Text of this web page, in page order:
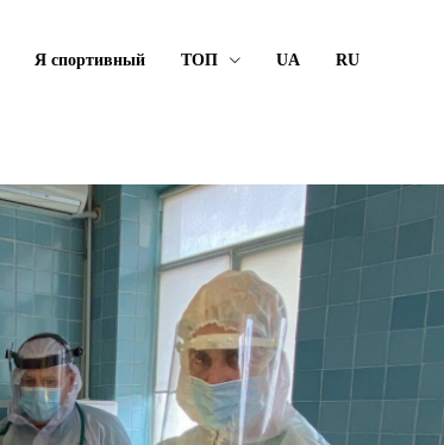
Я спортивный ТОП UA RU